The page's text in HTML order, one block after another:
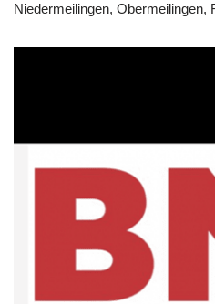
Niedermeilingen, Obermeilingen,